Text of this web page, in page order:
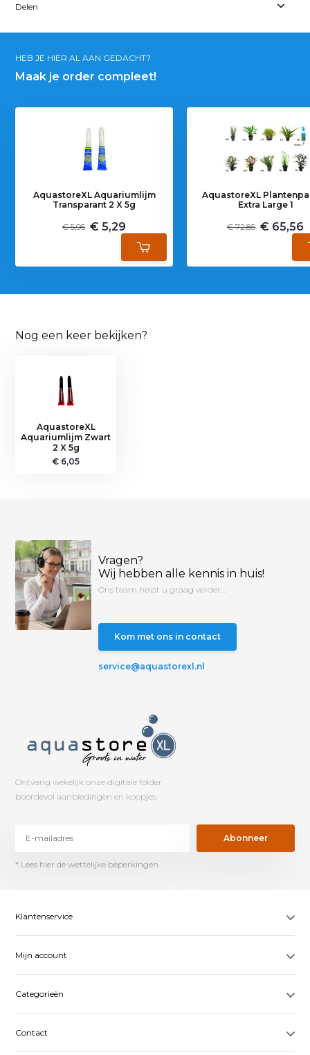
Delen
HEB JE HIER AL AAN GEDACHT?
Maak je order compleet!
AquastoreXL Aquariumlijm
Transparant 2 X 5g
€ 5,95 € 5,29
AquastoreXL
Extra Large 1
€ 72,85 € 65,56
Nog een keer bekijken?
AquastoreXL
Aquariumlijm Zwart
2 X 5g
€ 6,05
Vragen?
Wij hebben alle kennis in huis!
Ons team helpt u graag verder...
Kom met ons in contact
service@aquastorexl.nl
Ontvang wekelijk onze digitale folder
boordevol aanbiedingen en koopjes.
Abonneer
* Lees hier de wettelijke beperkingen
Klantenservice
Mijn account
Categorieën
Contact